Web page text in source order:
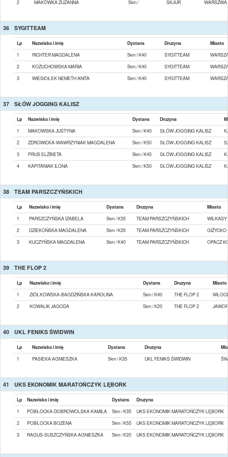
2
MAKÓWKA ZUZANNA 5km / SKJUR WARSZWA
36 SYGITTEAM
Lp Nazwisko i imię Dystans Druzyna
Miasto
1
RICHTER MAGDALENA 5km / K40 SYGITTEAM
2
KOŻUCHOWSKA MARIA 5km / K40 SYGITTEAM
3
WIESIOŁEK NEMETH ANITA 5km / K40 SYGITTEAM
37 SŁÓW JOGGING KALISZ
Lp Nazwisko i imię Dystans Druzyna
1
MAKOWSKA JUSTYNA 5km / K40 SŁÓW JOGGING KALISZ
2
ZDROWICKA-WAWRZYNIAK MAGDALENA 5km / K50 SŁÓW JOGGING KALISZ
3
PRUS ELŻBIETA 5km / K45 SŁÓW JOGGING KALISZ
4
KAPITANIAK ILONA 5km / K50 SŁÓW JOGGING KALISZ
38 TEAM PARSZCZYŃSKICH
Lp Nazwisko i imię Dystans Druzyna
Miasto
1
PARSZCZYŃSKA IZABELA 5km / K35 TEAM PARSZCZYŃSKICH
WILKASY
2
DZIEKOŃSKA MAGDALENA 5km / K35 TEAM PARSZCZYŃSKICH
GIŻYCKO
3
KUCZYŃSKA MAGDALENA 5km / K40 TEAM PARSZCZYŃSKICH OPACZ
39 THE FLOP 2
Lp Nazwisko i imię Dystans Druzyna
Miasto
1
ZIÓŁKOWSKA-BAGDZIŃSKA KAROLINA 5km / K40 THE FLOP 2
2
KOWALIK JAGODA 5km / K20 THE FLOP 2
40 UKL FENIKS ŚWIDWIN
Lp Nazwisko i imię Dystans Druzyna
1
PASIEKA AGNIESZKA 5km / K35 UKL FENIKS ŚWIDWIN
41 UKS EKONOMIK MARATOŃCZYK LĘBORK
Lp Nazwisko i imię Dystans
Druzyna
1
POBŁOCKA-DOBROWOLSKA KAMILA 5km / K35
UKS EKONOMIK MARATOŃCZYK LĘBORK
2
POBŁOCKA BOZENA 5km / K55
UKS EKONOMIK MARATOŃCZYK LĘBORK
3
RAGUS-SUSZCZYŃSKA AGNIESZKA 5km / K20 UKS EKONOMIK MARATOŃCZYK LĘBORK